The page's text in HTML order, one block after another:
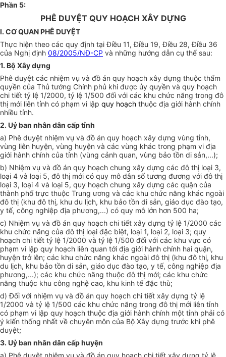
Phần 5:
PHÊ DUYỆT QUY HOẠCH XÂY DỰNG
I. CƠ QUAN PHÊ DUYỆT
Thực hiện theo các quy định tại Điều 11, Điều 19, Điều 28, Điều 36
của Nghị định 08/2005/NĐ-CP và những hướng dẫn cụ thể sau:
1. Bộ Xây dựng
Phê duyệt các nhiệm vụ và đồ án quy hoạch xây dựng thuộc thẩm
quyền của Thủ tướng Chính phủ khi được ủy quyền và quy hoạch
chi tiết tỷ lệ 1/2000, tỷ lệ 1/500 đối với các khu chức năng trong đô
thị mới liên tỉnh có phạm vi lập quy hoạch thuộc địa giới hành chính
nhiều tỉnh.
2. Uỷ ban nhân dân cấp tỉnh
a) Phê duyệt nhiệm vụ và đồ án quy hoạch xây dựng vùng tỉnh,
vùng liên huyện, vùng huyện và các vùng khác trong phạm vi địa
giới hành chính của tỉnh (vùng cảnh quan, vùng bảo tồn di sản,...);
b) Nhiệm vụ và đồ án quy hoạch chung xây dựng các đô thị loại 3,
loại 4 và loại 5, đô thị mới có quy mô dân số tương đương với đô thị
loại 3, loại 4 và loại 5, quy hoạch chung xây dựng các quận của
thành phố trực thuộc Trung ương và các khu chức năng khác ngoài
đô thị (khu đô thị, khu du lịch, khu bảo tồn di sản, giáo dục đào tạo,
y tế, công nghiệp địa phương,...) có quy mô lớn hơn 500 ha;
c) Nhiệm vụ và đồ án quy hoạch chi tiết xây dựng tỷ lệ 1/2000 các
khu chức năng của đô thị loại đặc biệt, loại 1, loại 2, loại 3; quy
hoạch chi tiết tỷ lệ 1/2000 và tỷ lệ 1/500 đối với các khu vực có
phạm vi lập quy hoạch liên quan tới địa giới hành chính hai quận,
huyện trở lên; các khu chức năng khác ngoài đô thị (khu đô thị, khu
du lịch, khu bảo tồn di sản, giáo dục đào tạo, y tế, công nghiệp địa
phương,...); các khu chức năng thuộc đô thị mới; các khu chức
năng thuộc khu công nghệ cao, khu kinh tế đặc thù;
d) Đối với nhiệm vụ và đồ án quy hoạch chi tiết xây dựng tỷ lệ
1/2000 và tỷ lệ 1/500 các khu chức năng trong đô thị mới liên tỉnh
có phạm vi lập quy hoạch thuộc địa giới hành chính một tỉnh phải có
ý kiến thống nhất về chuyên môn của Bộ Xây dựng trước khi phê
duyệt;
3. Uỷ ban nhân dân cấp huyện
a) Phê duyệt nhiệm vụ và đồ án quy hoạch chi tiết xây dựng tỷ lệ